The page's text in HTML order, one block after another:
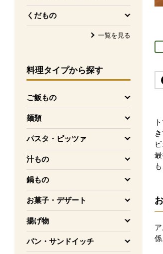
くだもの
を開く
一覧を見る
料理タイプから探す
ご飯もの
を開く
麺類
を開く
パスタ・ピッツァ
を開く
汁もの
を開く
鍋もの
を開く
お菓子・デザート
を開く
揚げ物
を開く
パン・サンドイッチ
を開く